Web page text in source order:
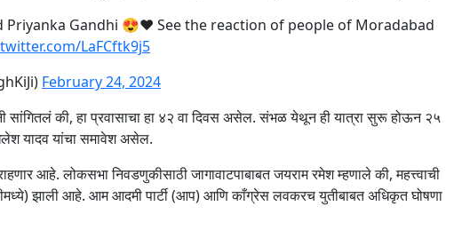
Priyanka Gandhi 😍❤️ See the reaction of people of Moradabad
LaFCftk9j5
February 24, 2024
सांगितलं की, हा प्रवासाचा हा ४२ वा दिवस असेल. संभळ येथून ही यात्रा सुरू होऊन २५
यादव यांचा समावेश असेल.
आहे. लोकसभा निवडणुकीसाठी जागावाटपाबाबत जयराम रमेश म्हणाले की, महत्त्वाची
झाली आहे. आम आदमी पार्टी (आप) आणि काँग्रेस लवकरच युतीबाबत अधिकृत घोषणा